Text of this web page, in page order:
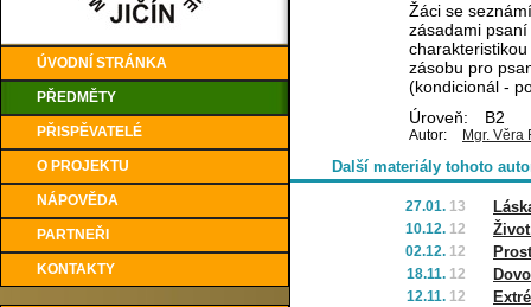
ÚVODNÍ STRÁNKA
PŘEDMĚTY
PŘISPĚVATELÉ
O PROJEKTU
NÁPOVĚDA
PARTNEŘI
KONTAKTY
Žáci se
zásadami
zásobu pro
(kondicionál -
Úroveň:
B2
Autor: Mgr. Věra
Další materiály tohoto
27.01. 13
10.12. 12
02.12. 12
18.11. 12
12.11. 12